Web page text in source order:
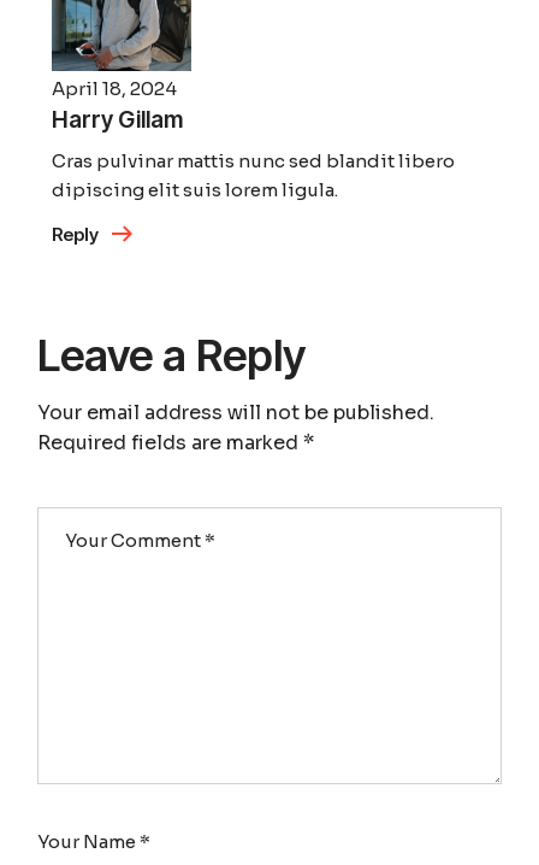
April 18, 2024
Harry Gillam
Cras pulvinar mattis nunc sed blandit libero
dipiscing elit suis lorem ligula.
Reply
Leave a Reply
Your email address will not be published.
Required fields are marked*